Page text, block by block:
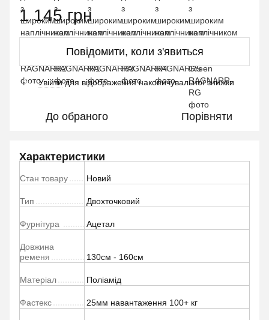
1 145 грн
Повідомити, коли з'явиться
% Увійтидля відображення накопичувальної знижки
До обраного Порівняти
Характеристики
Стан товару Новий
Тип Двохточковий
Фурнітура Ацетал
Довжина
ременя
130см - 160см
Матеріал Поліамід
Фастекс 25мм навантаження 100+ кг